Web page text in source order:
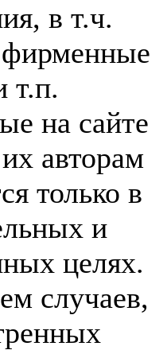
в т.ч.
т.п.
на сайте
авторам
только в
и
целях.
случаев,